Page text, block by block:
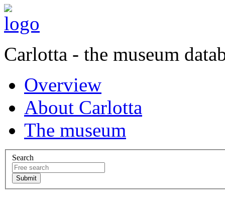
Carlotta - the museum
Overview
About Carlotta
The museum
Search